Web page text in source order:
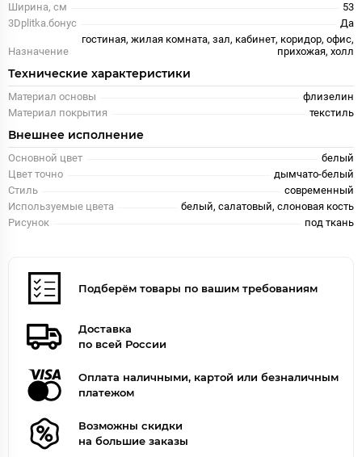
Ширина, см
53
3Dplitka.бонус
Да
Назначение
гостиная, жилая комната, зал, кабинет, коридор, офис,
прихожая, холл
Технические характеристики
Материал основы
флизелин
Материал покрытия
текстиль
Внешнее исполнение
Основной цвет
белый
Цвет точно
дымчато-белый
Стиль
современный
Используемые цвета
белый, салатовый, слоновая кость
Рисунок
под ткань
Подберём товары по вашим требованиям
Доставка
по всей России
Оплата наличными, картой или безналичным
платежом
Возможны скидки
на большие заказы